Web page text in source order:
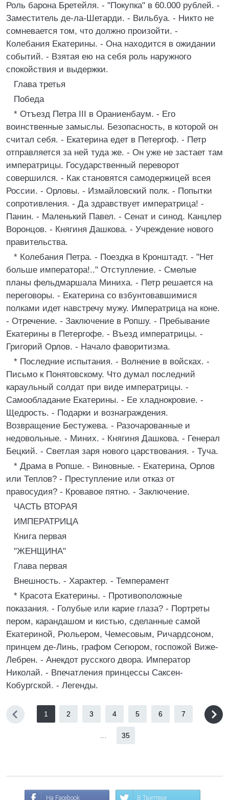
Роль барона Бретейля. - "Покупка" в 60.000 рублей. -
Заместитель де-ла-Шетарди. - Вильбуа. - Никто не
сомневается том, что должно произойти. -
Колебания Екатерины. - Она находится в ожидании
событий. - Взятая ею на себя роль наружного
спокойствия и выдержки.
Глава третья
Победа
* Отъезд Петра III в Ораниенбаум. - Его
воинственные замыслы. Безопасность, в которой он
считал себя. - Екатерина едет в Петергоф. - Петр
отправляется за ней туда же. - Он уже не застает там
императрицы. Государственный переворот
совершился. - Как становятся самодержицей всея
России. - Орловы. - Измайловский полк. - Попытки
сопротивления. - Да здравствует императрица! -
Панин. - Маленький Павел. - Сенат и синод. Канцлер
Воронцов. - Княгиня Дашкова. - Учреждение нового
правительства.
* Колебания Петра. - Поездка в Кронштадт. - "Нет
больше императора!.." Отступление. - Смелые
планы фельдмаршала Миниха. - Петр решается на
переговоры. - Екатерина со взбунтовавшимися
полками идет навстречу мужу. Императрица на коне.
- Отречение. - Заключение в Ропшу. - Пребывание
Екатерины в Петергофе. - Въезд императрицы. -
Григорий Орлов. - Начало фаворитизма.
* Последние испытания. - Волнение в войсках. -
Письмо к Понятовскому. Что думал последний
караульный солдат при виде императрицы. -
Самообладание Екатерины. - Ее хладнокровие. -
Щедрость. - Подарки и вознаграждения.
Возвращение Бестужева. - Разочарованные и
недовольные. - Миних. - Княгиня Дашкова. - Генерал
Бецкий. - Светлая заря нового царствования. - Туча.
* Драма в Ропше. - Виновные. - Екатерина, Орлов
или Теплов? - Преступление или отказ от
правосудия? - Кровавое пятно. - Заключение.
ЧАСТЬ ВТОРАЯ
ИМПЕРАТРИЦА
Книга первая
"ЖЕНЩИНА"
Глава первая
Внешность. - Характер. - Темперамент
* Красота Екатерины. - Противоположные
показания. - Голубые или карие глаза? - Портреты
пером, карандашом и кистью, сделанные самой
Екатериной, Рюльером, Чемесовым, Ричардсоном,
принцем де-Линь, графом Сегюром, госпожой Виже-
Лебрен. - Анекдот русского двора. Император
Николай. - Впечатления принцессы Саксен-
Кобургской. - Легенды.
1 2 3 4 5 6 7
35
На Facebook В Твиттере